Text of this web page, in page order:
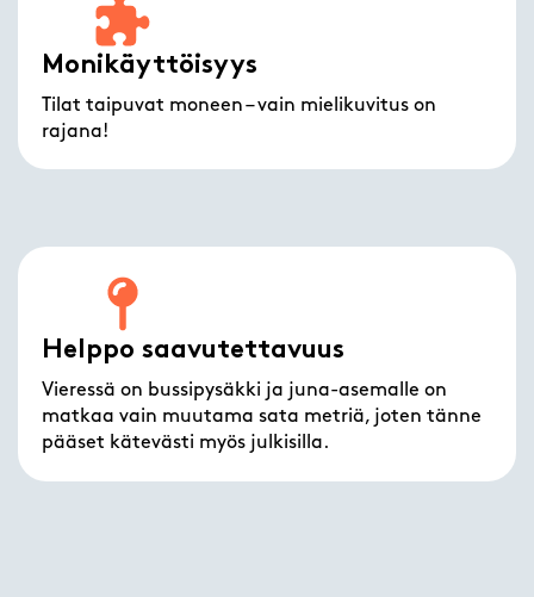
Monikäyttöisyys
Tilat taipuvat moneen – vain mielikuvitus on
rajana!
Helppo saavutettavuus
Vieressä on bussipysäkki ja juna-asemalle on
matkaa vain muutama sata metriä, joten tänne
pääset kätevästi myös julkisilla.